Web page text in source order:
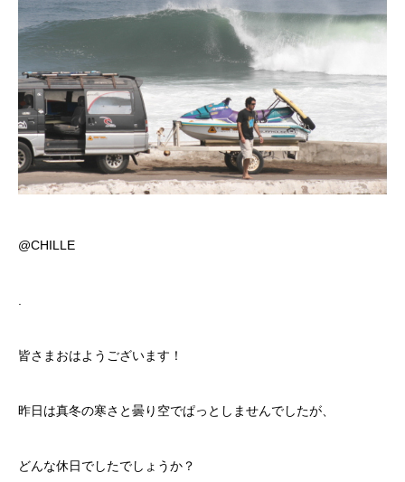
@CHILLE
皆さまおはようございます！
昨日は真冬の寒さと曇り空でぱっとしませんでしたが、
どんな休日でしたでしょうか？